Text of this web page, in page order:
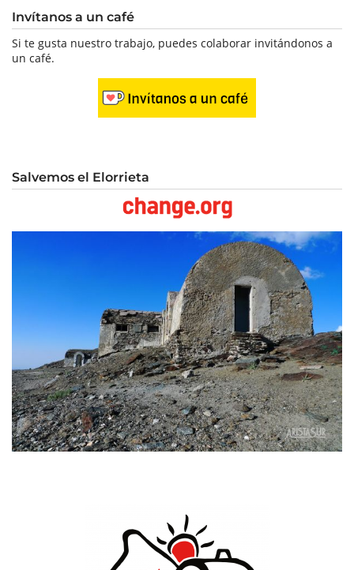
Invítanos a un café
Si te gusta nuestro trabajo, puedes colaborar invitándonos a
un café.
Salvemos el Elorrieta